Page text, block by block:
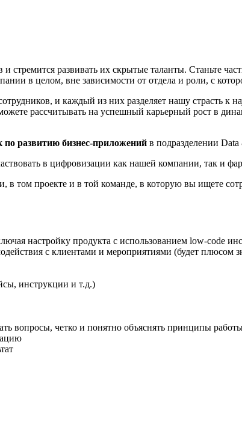
стремится развивать их скрытые таланты. Станьте
в целом, вне зависимости от отдела и роли, с
и каждый из них разделяет нашу страсть к
рассчитывать на успешный карьерный рост в
по развитию бизнес-приложений в подразделении
в цифровизации как нашей компании, так и
том проекте и в той команде, в которую вы ищете
настройку продукта с использованием low-code
с клиентами и мероприятиями (будет плюсом
инструкции и т.д.)
вопросы, четко и понятно объяснять принципы